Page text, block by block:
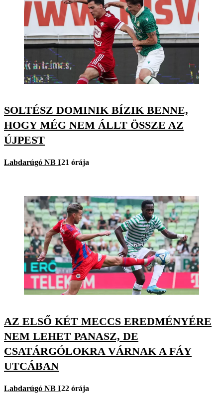
SOLTÉSZ DOMINIK BÍZIK BENNE,
HOGY MÉG NEM ÁLLT ÖSSZE AZ
ÚJPEST
Labdarúgó NB I21 órája
AZ ELSŐ KÉT MECCS EREDMÉNYÉRE
NEM LEHET PANASZ, DE
CSATÁRGÓLOKRA VÁRNAK A FÁY
UTCÁBAN
Labdarúgó NB I22 órája